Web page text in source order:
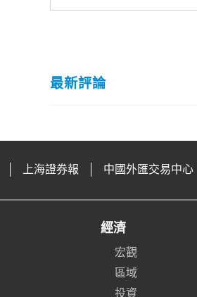
最新評論
上海證券報 中國外匯交易中心
經濟
宏觀
區域
投資